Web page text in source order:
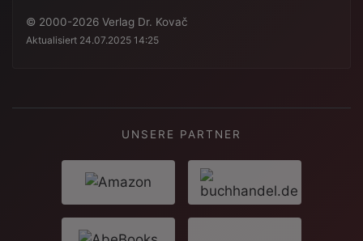
© 2000-2026 Verlag Dr. Kovač
Aktualisiert 24.07.2025 14:25
UNSERE PARTNER